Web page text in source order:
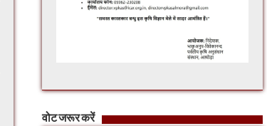
वोट जरूर करें